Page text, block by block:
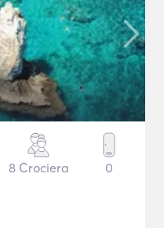
8 Crociera 0